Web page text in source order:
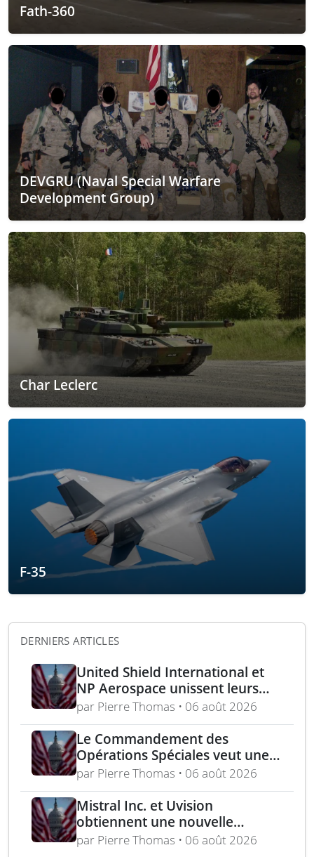
Fath-360
DEVGRU (Naval Special Warfare
Development Group)
Char Leclerc
F-35
DERNIERS ARTICLES
United Shield International et
NP Aerospace unissent leurs
forces pour renforcer le soutien
aux équipes américaines de
déminage
par Pierre Thomas • 06 août 2026
Le Commandement des
Opérations Spéciales veut une
mitrailleuse 5,56 mm de 4,5 kg
par Pierre Thomas • 06 août 2026
Mistral Inc. et Uvision
obtiennent une nouvelle
commande pour le programme
par Pierre Thomas • 06 août 2026